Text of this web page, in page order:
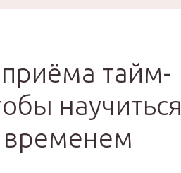
тайм-
научиться
временем